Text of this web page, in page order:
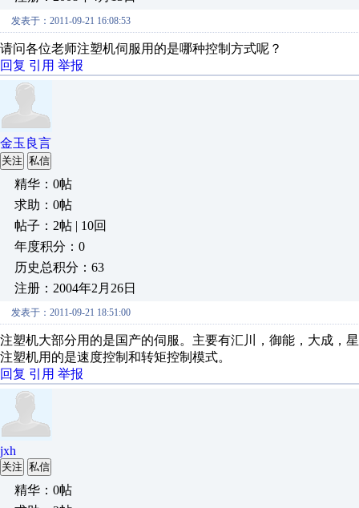
发表于：2011-09-21 16:08:53
请问各位老师注塑机伺服用的是哪种控制方式呢？
回复 引用 举报
金玉良言
关注 私信
精华：0帖
求助：0帖
帖子：2帖 | 10回
年度积分：0
历史总积分：63
注册：2004年2月26日
发表于：2011-09-21 18:51:00
注塑机大部分用的是国产的伺服。主要有汇川，御能，大成，
注塑机用的是速度控制和转矩控制模式。
回复 引用 举报
jxh
关注 私信
精华：0帖